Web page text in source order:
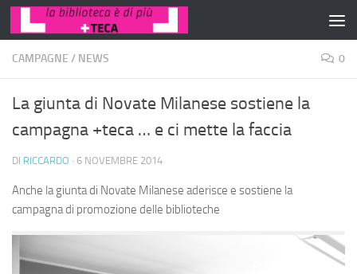
Salta al contenuto
CAMPAGNE / NEWS 0
La giunta di Novate Milanese sostiene la
campagna +teca … e ci mette la faccia
DI RICCARDO · 6 NOVEMBRE 2014
Anche la giunta di Novate Milanese aderisce e sostiene la
campagna di promozione delle biblioteche